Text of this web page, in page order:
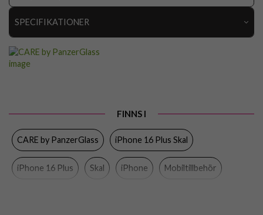
SPECIFIKATIONER
Artikelnummer
Passar till
Trådlös laddning-kompatibel
Färg
Material Mjukplast (TPU)
Varumärke CARE by PanzerGlass
FINNS I
CARE by PanzerGlass iPhone 16 Plus Skal
iPhone 16 Plus Skal iPhone Mobiltillbehör